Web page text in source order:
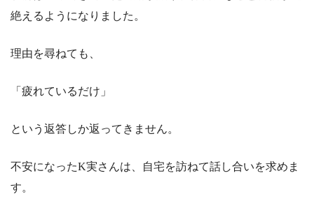
絶えるようになりました。
理由を尋ねても、
「疲れているだけ」
という返答しか返ってきません。
不安になったK実さんは、自宅を訪ねて話し合いを求めま
す。